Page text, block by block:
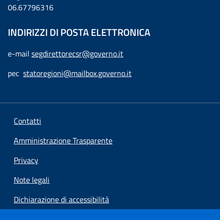
06.67796316
INDIRIZZI DI POSTA ELETTRONICA
e-mail segdirettorecsr@governo.it
pec statoregioni@mailbox.governo.it
Contatti
Amministrazione Trasparente
Privacy
Note legali
Dichiarazione di accessibilità